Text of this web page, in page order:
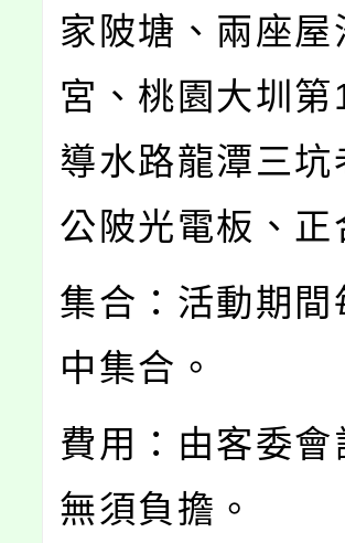
家陂塘、兩座
宮、桃園大圳
導水路龍潭三
公陂光電板、正
集合：活動期
中集合。
費用：由客委
無須負擔。